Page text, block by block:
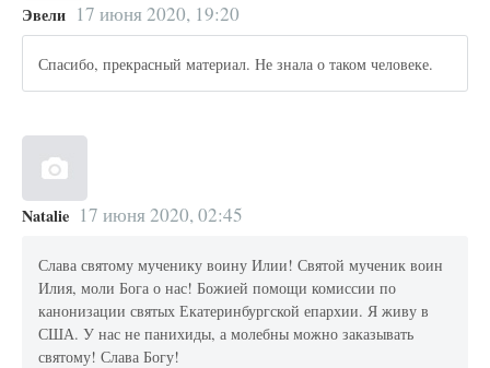
Эвели 17 июня 2020, 19:20
Спасибо, прекрасный материал. Не знала о таком человеке.
Natalie 17 июня 2020, 02:45
Слава святому мученику воину Илии! Святой мученик воин
Илия, моли Бога о нас! Божией помощи комиссии по
канонизации святых Екатеринбургской епархии. Я живу в
США. У нас не панихиды, а молебны можно заказывать
святому! Слава Богу!